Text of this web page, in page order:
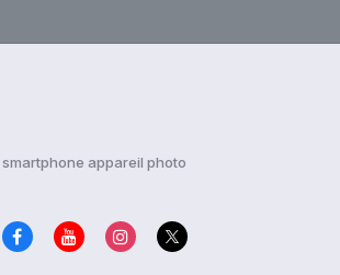
smartphone appareil photo